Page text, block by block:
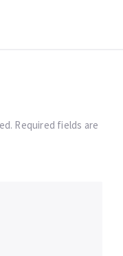
Required fields are